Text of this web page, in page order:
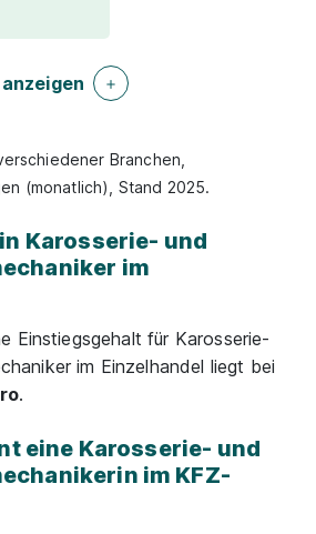
Branchen,
(monatlich), Stand 2025.
Karosserie- und
im
Einstiegsgehalt für Karosserie-
im Einzelhandel liegt bei
.
eine Karosserie- und
im KFZ-